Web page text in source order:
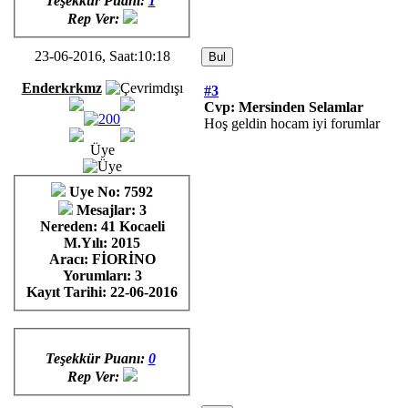
Rep Ver:
23-06-2016, Saat:10:18
Enderkrkmz
Üye
Uye No: 7592
Mesajlar: 3
Nereden: 41 Kocaeli
M.Yılı: 2015
Aracı: FİORİNO
Yorumları: 3
Kayıt Tarihi: 22-06-2016
Teşekkür Puanı: 0
Rep Ver:
#3
Cvp: Mersinden Selamlar
Hoş geldin hocam iyi forumlar